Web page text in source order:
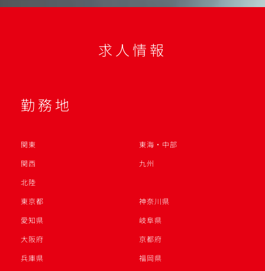
求人情報
勤務地
関東
東海・中部
関西
九州
北陸
東京都
神奈川県
愛知県
岐阜県
大阪府
京都府
兵庫県
福岡県